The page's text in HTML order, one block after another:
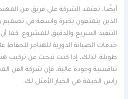
أيضًا، تعتمد الشركة على فريق من
الذين يتمتعون بخبرة واسعة في تصميم
التنفيذ السريع والدقيق للمشروع. كما
خدمات الصيانة الدورية للهناجر للحفاظ
طويلة. لذلك، إذا كنت تبحث عن تركيب
تنافسية وجودة عالية، فإن شركة الفن
راس الخيمة هي الخيار الأمثل لك.